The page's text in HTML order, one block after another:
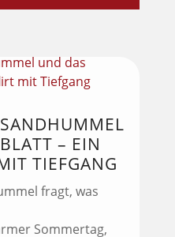
– EIN S
TIEFGANG
fragt, was
Sommertag,